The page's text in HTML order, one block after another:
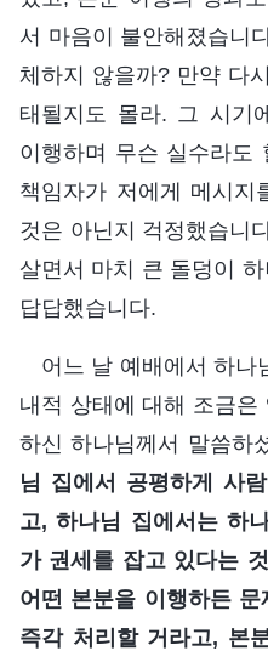
서 마음이 불안해졌습니
체하지 않을까? 만약 다
태될지도 몰라. 그 시기
이행하며 무슨 실수라도
책임자가 저에게 메시지
것은 아닌지 걱정했습니
살면서 마치 큰 돌덩이
답답했습니다.
어느 날 예배에서 하나
내적 상태에 대해 조금은
하신 하나님께서 말씀하
님 집에서 공평하게 사
고, 하나님 집에서는 하
가 권세를 잡고 있다는
어떤 본분을 이행하든
즉각 처리할 거라고, 본